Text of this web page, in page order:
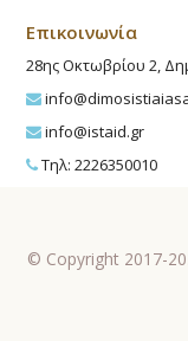
Επικοινωνία
28ης Οκτωβρίου 2,
info@istaid.gr
Τηλ: 2226350010
© Copyright 2017-